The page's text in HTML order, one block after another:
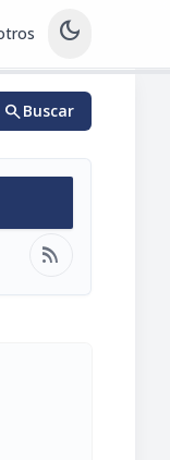
dark_mode
searchBuscar
rss_feed